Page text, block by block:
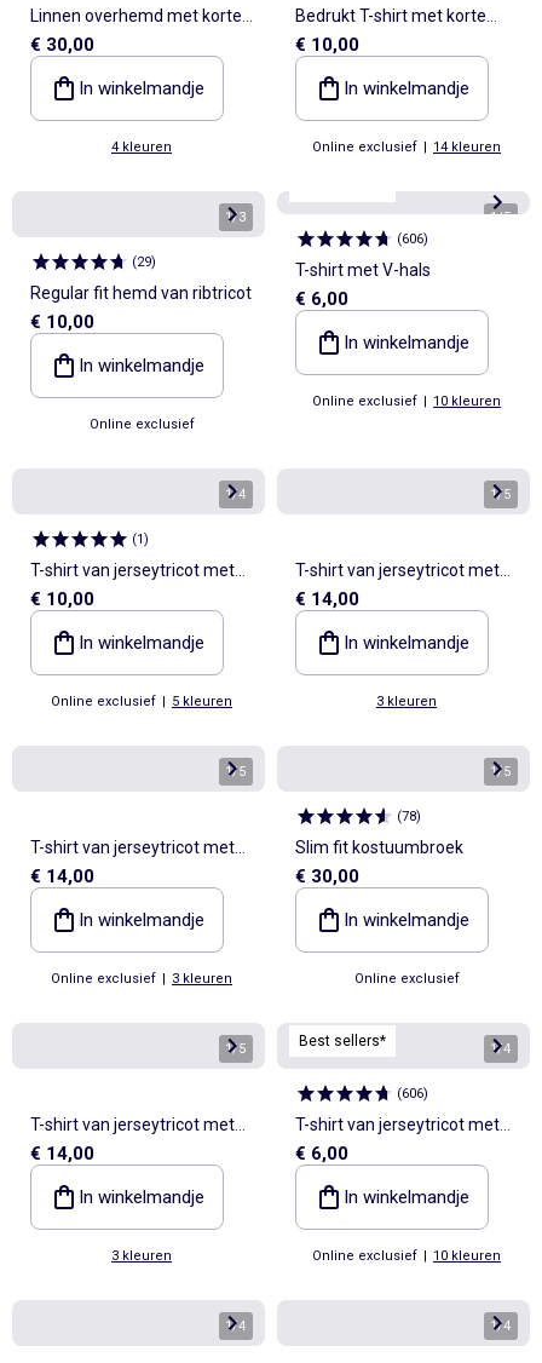
Linnen overhemd met korte
mouwen
€ 30,00
In winkelmandje
4 kleuren
Bedrukt T-shirt met korte
mouwen
€ 10,00
In winkelmandje
Online exclusief | 14 kleuren
1/3
(29)
Regular fit hemd van ribtricot
€ 10,00
In winkelmandje
Online exclusief
Personaliseerbaar
1/5
(606)
T-shirt met V-hals
€ 6,00
In winkelmandje
Online exclusief | 10 kleuren
1/4
(1)
T-shirt van jerseytricot met
print en korte mouwen
€ 10,00
In winkelmandje
Online exclusief | 5 kleuren
1/5
T-shirt van jerseytricot met
lange raglanmouwen
€ 14,00
In winkelmandje
3 kleuren
1/5
T-shirt van jerseytricot met
lange raglanmouwen
€ 14,00
In winkelmandje
Online exclusief | 3 kleuren
1/5
(78)
Slim fit kostuumbroek
€ 30,00
In winkelmandje
Online exclusief
1/5
T-shirt van jerseytricot met
lange raglanmouwen
€ 14,00
In winkelmandje
3 kleuren
Best sellers* 1/4
(606)
T-shirt van jerseytricot met
V-hals
€ 6,00
In winkelmandje
Online exclusief | 10 kleuren
1/4 1/4